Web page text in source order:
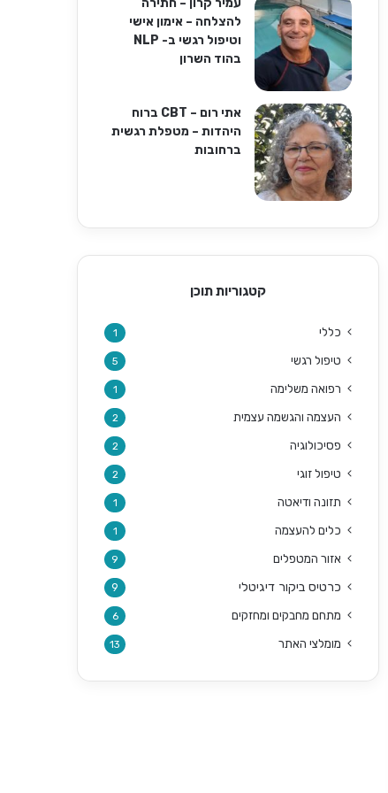
עמיר קרון – חתירה
להצלחה – אימון אישי
וטיפול רגשי ב- NLP
בהוד השרון
אתי רום – CBT ברוח
היהדות – מטפלת רגשית
ברחובות
קטגוריות תוכן
כללי 1
טיפול רגשי 5
רפואה משלימה 1
העצמה והגשמה עצמית 2
פסיכולוגיה 2
טיפול זוגי 2
תזונה ודיאטה 1
כלים להעצמה 1
אזור המטפלים 9
כרטיס ביקור דיגיטלי 9
מתחם מחבקים ומחזקים 6
מומלצי האתר 13